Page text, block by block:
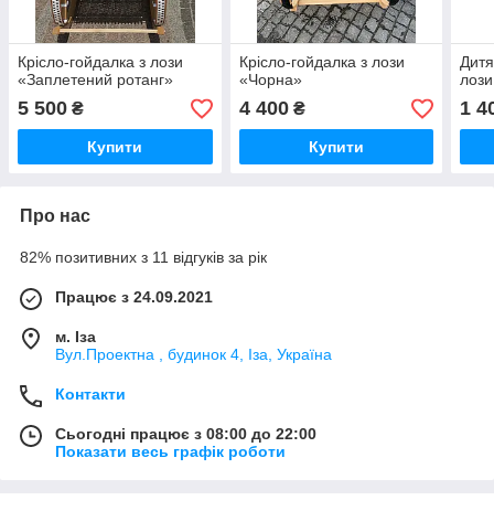
Крісло-гойдалка з лози
«Заплетений ротанг»
5 500 ₴
Купити
Крісло-гойдалка з лози
«Чорна»
4 400₴
Купити
1
Про нас
82% позитивних з 11 відгуків за рік
Працює з 24.09.2021
м. Іза
Вул.Проектна , будинок 4, Іза, Україна
Контакти
Сьогодні працює з 08:00 до 22:00
Показати весь графік роботи